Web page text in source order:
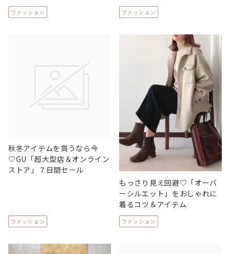
ファッション ファッション
秋冬アイテムを買うなら今
♡GU「超大型店＆オンライン
ストア」７日間セール
ファッション
もっさり見え回避♡「オーバ
ーシルエット」をおしゃれに
着るコツ＆アイテム
ファッション